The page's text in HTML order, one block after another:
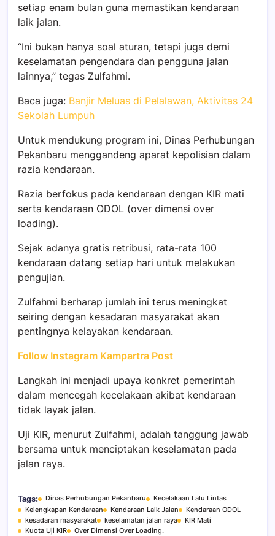
setiap enam bulan guna memastikan kendaraan
laik jalan.
“Ini bukan hanya soal aturan, tetapi juga demi
keselamatan pengendara dan pengguna jalan
lainnya,” tegas Zulfahmi.
Baca juga: Banjir Meluas di Pelalawan, Aktivitas 24
Sekolah Lumpuh
Untuk mendukung program ini, Dinas Perhubungan
Pekanbaru menggandeng aparat kepolisian dalam
razia kendaraan.
Razia berfokus pada kendaraan dengan KIR mati
serta kendaraan ODOL (over dimensi over
loading).
Sejak adanya gratis retribusi, rata-rata 100
kendaraan datang setiap hari untuk melakukan
pengujian.
Zulfahmi berharap jumlah ini terus meningkat
seiring dengan kesadaran masyarakat akan
pentingnya kelayakan kendaraan.
Follow Instagram Kampartra Post
Langkah ini menjadi upaya konkret pemerintah
dalam mencegah kecelakaan akibat kendaraan
tidak layak jalan.
Uji KIR, menurut Zulfahmi, adalah tanggung jawab
bersama untuk menciptakan keselamatan pada
jalan raya.
Tags: Dinas Perhubungan Pekanbaru
Kecelakaan Lalu Lintas
Kelengkapan Kendaraan
Kendaraan Laik Jalan
Kendaraan ODOL
kesadaran masyarakat
keselamatan jalan raya
KIR Mati
Kuota Uji KIR
Over Dimensi Over Loading.